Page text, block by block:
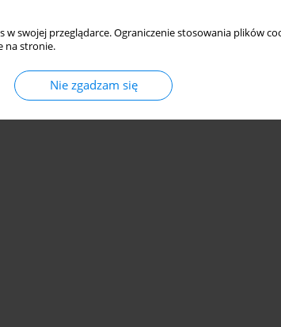
w swojej przeglądarce. Ograniczenie stosowania plików
na stronie.
Nie zgadzam się
© 2006-2026 Journal hosting platform by